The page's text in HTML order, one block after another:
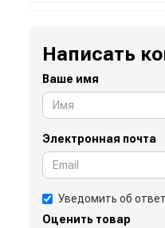
Написать
Ваше имя
Электронная почта
Уведомить об
Оценить товар